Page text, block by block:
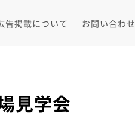
告掲載について お問い合わせ
見学会